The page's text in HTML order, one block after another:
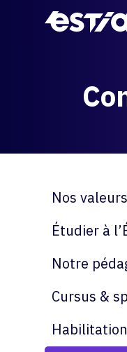
Nos valeurs
Étudier à
Notre
Cursus &